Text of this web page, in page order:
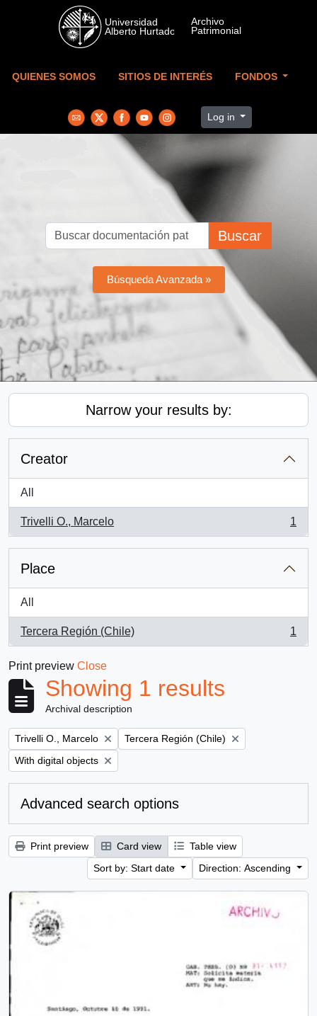
Skip to main content
QUIENES SOMOS SITIOS DE INTERÉS FONDOS
Log in
Buscar
Búsqueda Avanzada »
Narrow your results by:
Creator
All
Trivelli O., Marcelo
, 1 results
1
Place
All
Tercera Región (Chile)
, 1 results
1
Print preview Close
Showing 1 results
Archival description
Remove filter:
Trivelli O., Marcelo Remove filter:
Tercera Región (Chile)
Remove filter:
With digital objects
Advanced search options
Print preview Card view
Table view
Sort by: Start date
Direction: Ascending